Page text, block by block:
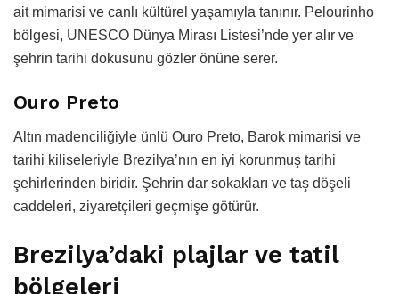
ait mimarisi ve canlı kültürel yaşamıyla tanınır. Pelourinho
bölgesi, UNESCO Dünya Mirası Listesi’nde yer alır ve
şehrin tarihi dokusunu gözler önüne serer.
Ouro Preto
Altın madenciliğiyle ünlü Ouro Preto, Barok mimarisi ve
tarihi kiliseleriyle Brezilya’nın en iyi korunmuş tarihi
şehirlerinden biridir. Şehrin dar sokakları ve taş döşeli
caddeleri, ziyaretçileri geçmişe götürür.
Brezilya’daki plajlar ve tatil
bölgeleri